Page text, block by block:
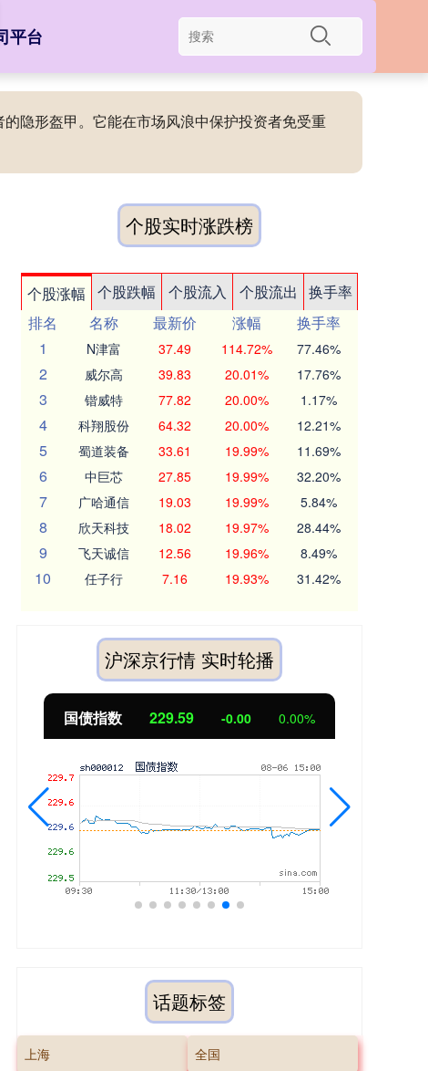
平台
隐形盔甲。它能在市场风浪中保护投资者免受重
个股实时涨跌榜
个股涨幅 个股跌幅 个股流入 个股流出
换手率
排名
名称 最新价 涨幅
换手率
1
N津富 37.49 114.72% 77.46%
2 威尔高 39.83 20.01% 17.76%
3 锴威特 77.82 20.00% 1.17%
4 科翔股份 64.32 20.00% 12.21%
5 蜀道装备 33.61 19.99% 11.69%
6 中巨芯 27.85 19.99% 32.20%
7 广哈通信 19.03 19.99% 5.84%
8 欣天科技 18.02 19.97% 28.44%
9 飞天诚信 12.56 19.96% 8.49%
10 任子行 7.16 19.93% 31.42%
沪深京行情 实时轮播
国债指数 229.59 -0.00 0.00%
话题标签
上海 全国